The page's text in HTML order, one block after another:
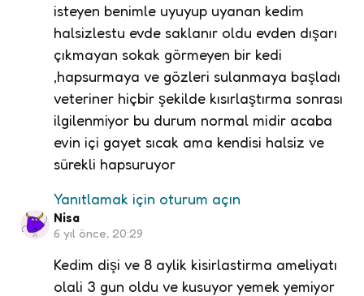
isteyen benimle uyuyup uyanan kedim
halsizlestu evde saklanır oldu evden dışarı
çıkmayan sokak görmeyen bir kedi
,hapsurmaya ve gözleri sulanmaya başladı
veteriner hiçbir şekilde kısırlaştırma sonrası
ilgilenmiyor bu durum normal midir acaba
evin içi gayet sıcak ama kendisi halsiz ve
sürekli hapsuruyor
Yanıtlamak için oturum açın
Nisa
6 yıl önce, 20:29
Kedim dişi ve 8 aylik kisirlastirma ameliyatı
olali 3 gun oldu ve kusuyor yemek yemiyor